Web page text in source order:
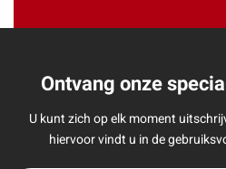
Ontvang onze
U kunt zich op elk moment
hiervoor vindt u in de